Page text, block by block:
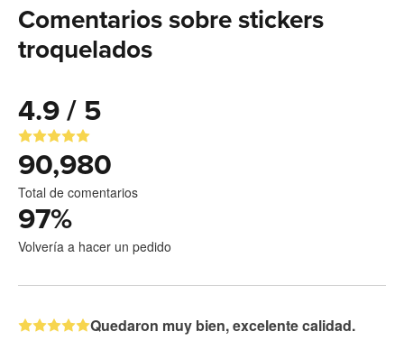
Comentarios sobre stickers
troquelados
4.9 / 5
90,980
Total de comentarios
97%
Volvería a hacer un pedido
Quedaron muy bien, excelente calidad.